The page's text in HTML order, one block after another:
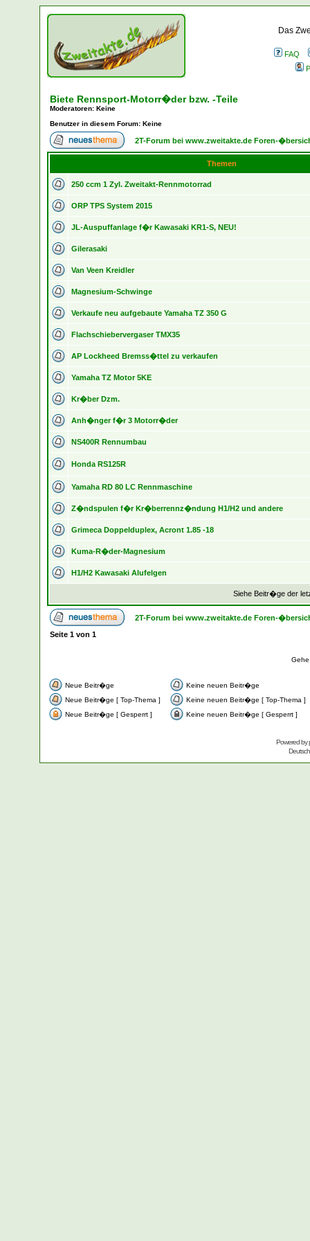
Das
FAQ
Biete Rennsport-Motorr�der bzw. -Teile
Moderatoren: Keine
Benutzer in diesem Forum: Keine
2T-Forum bei www.zweitakte.de Foren-
Themen
250 ccm 1 Zyl. Zweitakt-Rennmotorrad
ORP TPS System 2015
JL-Auspuffanlage f�r Kawasaki KR1-S, NEU!
Gilerasaki
Van Veen Kreidler
Magnesium-Schwinge
Verkaufe neu aufgebaute Yamaha TZ 350 G
Flachschiebervergaser TMX35
AP Lockheed Bremss�ttel zu verkaufen
Yamaha TZ Motor 5KE
Kr�ber Dzm.
Anh�nger f�r 3 Motorr�der
NS400R Rennumbau
Honda RS125R
Yamaha RD 80 LC Rennmaschine
Z�ndspulen f�r Kr�berrennz�ndung H1/H2 und andere
Grimeca Doppelduplex, Acront 1.85 -18
Kuma-R�der-Magnesium
H1/H2 Kawasaki Alufelgen
Siehe Beitr�ge der
2T-Forum bei www.zweitakte.de Foren-
Seite 1von 1
Neue Beitr�ge
Keine neuen Beitr�ge
Neue Beitr�ge [ Top-Thema ]
Keine neuen Beitr�ge [ Top-Thema ]
Neue Beitr�ge [ Gesperrt ]
Keine neuen Beitr�ge [ Gesperrt ]
Powered by